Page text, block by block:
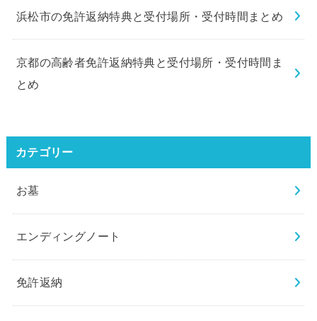
浜松市の免許返納特典と受付場所・受付時間まとめ
京都の高齢者免許返納特典と受付場所・受付時間ま
とめ
カテゴリー
お墓
エンディングノート
免許返納